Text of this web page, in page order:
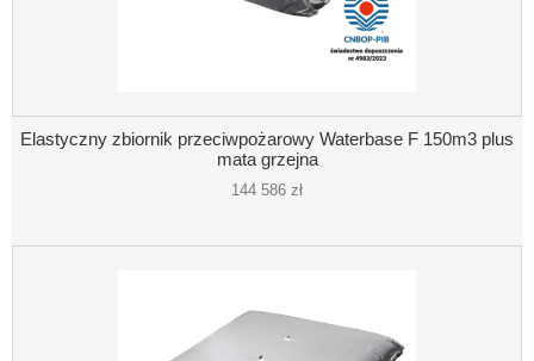
Elastyczny zbiornik przeciwpożarowy Waterbase F 150m3 plus
mata grzejna
144 586 zł